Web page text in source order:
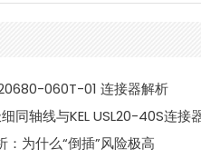
060T-01 连接器解析
同轴线与KEL USL20-40S连接
为什么“倒插”风险极高